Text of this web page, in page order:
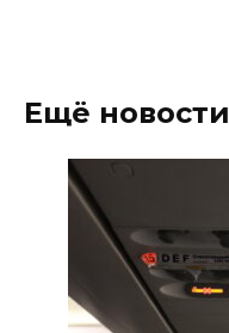
Ещё новости